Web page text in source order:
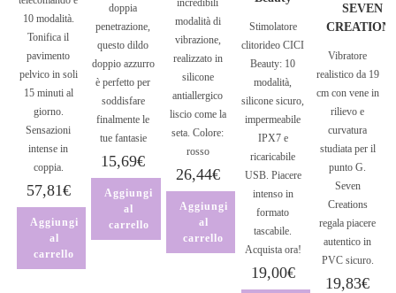
10 modalità.
Tonifica il
pavimento
pelvico in soli
15 minuti al
giorno.
Sensazioni
intense in
coppia.
57,81€
Aggiungi
al
carrello
doppia
penetrazione,
questo dildo
doppio azzurro
è perfetto per
soddisfare
finalmente le
tue fantasie
15,69€
Aggiungi
al
carrello
modalità di
vibrazione,
realizzato in
silicone
antiallergico
liscio come la
seta. Colore:
rosso
26,44€
Aggiungi
al
carrello
Stimolatore
clitorideo CICI
Beauty: 10
modalità,
silicone sicuro,
impermeabile
IPX7 e
ricaricabile
USB. Piacere
intenso in
formato
tascabile.
Acquista ora!
19,00€
SEVEN
Vibratore
realistico da 19
cm con vene in
rilievo e
curvatura
studiata per il
punto G.
Seven
Creations
regala piacere
autentico in
PVC sicuro.
19,83€